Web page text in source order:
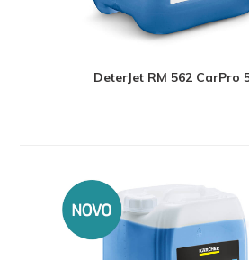
DeterJet RM 562 CarPro